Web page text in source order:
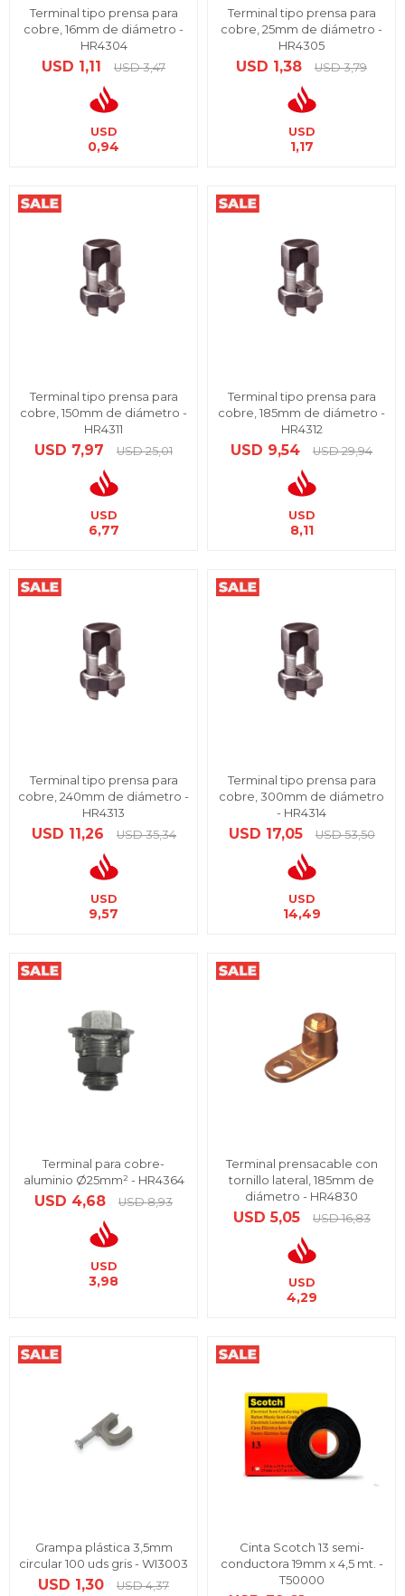
Terminal tipo prensa para
cobre, 16mm de diámetro -
HR4304
USD 1,11 USD 3,47
USD
0,94
Terminal tipo prensa para
cobre, 25mm de diámetro -
HR4305
USD 1,38 USD 3,79
USD
1,17
Terminal tipo prensa para
cobre, 150mm de diámetro -
HR4311
USD 7,97 USD 25,01
USD
6,77
Terminal tipo prensa para
cobre, 185mm de diámetro -
HR4312
USD 9,54 USD 29,94
USD
8,11
Terminal tipo prensa para
cobre, 240mm de diámetro -
HR4313
USD 11,26 USD 35,34
USD
9,57
Terminal tipo prensa para
cobre, 300mm de diámetro
- HR4314
USD 17,05 USD 53,50
USD
14,49
Terminal para cobre-
aluminio Ø25mm² - HR4364
USD 4,68 USD 8,93
USD
3,98
Terminal prensacable con
tornillo lateral, 185mm de
diámetro - HR4830
USD 5,05 USD 16,83
USD
4,29
Grampa plástica 3,5mm
circular 100 uds gris - WI3003
USD 1,30 USD 4,37
Cinta Scotch 13 semi-
conductora 19mm x 4,5 mt. -
T50000